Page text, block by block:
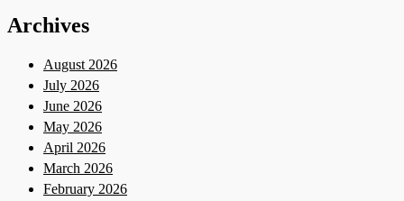
Archives
August 2026
July 2026
June 2026
May 2026
April 2026
March 2026
February 2026